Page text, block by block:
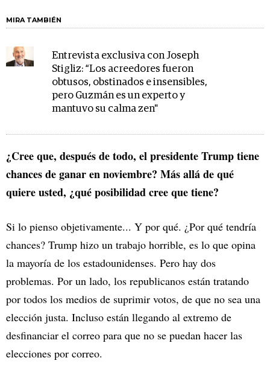
MIRA TAMBIÉN
Entrevista exclusiva con Joseph
Stigliz: “Los acreedores fueron
obtusos, obstinados e insensibles,
pero Guzmán es un experto y
mantuvo su calma zen"
¿Cree que, después de todo, el presidente Trump tiene
chances de ganar en noviembre? Más allá de qué
quiere usted, ¿qué posibilidad cree que tiene?
Si lo pienso objetivamente... Y por qué. ¿Por qué tendría
chances? Trump hizo un trabajo horrible, es lo que opina
la mayoría de los estadounidenses. Pero hay dos
problemas. Por un lado, los republicanos están tratando
por todos los medios de suprimir votos, de que no sea una
elección justa. Incluso están llegando al extremo de
desfinanciar el correo para que no se puedan hacer las
elecciones por correo.